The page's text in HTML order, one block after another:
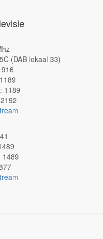
(DAB lokaal 33)
1189
1489